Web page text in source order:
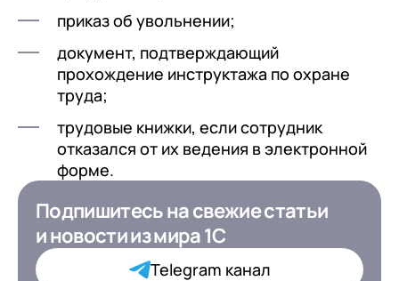
приказ об увольнении;
документ, подтверждающий
прохождение инструктажа по охране
труда;
трудовые книжки, если сотрудник
отказался от их ведения в электронной
форме.
Подпишитесь на свежие статьи
и новостииз мира 1С
Telegram канал
Подпишитесь на свежие статьи
и новостииз мира 1С для ИТ-
Директоров